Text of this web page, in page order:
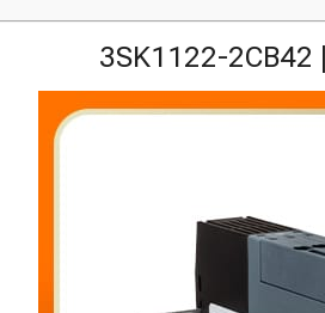
3SK1122-2CB42